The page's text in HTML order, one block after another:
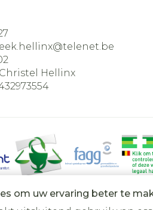
om uw ervaring beter te
telenet.be
Christel Hellinx